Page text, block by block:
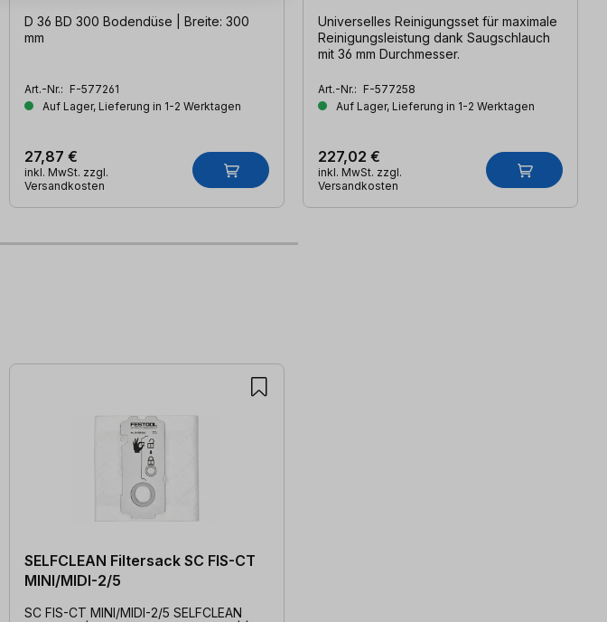
D 36 BD 300 Bodendüse | Breite: 300
mm
Art.-Nr.: F-577261
Auf Lager, Lieferung in 1-2 Werktagen
27,87 €
inkl. MwSt. zzgl.
Versandkosten
Universelles Reinigungsset für maximale
Reinigungsleistung dank Saugschlauch
mit 36 mm Durchmesser.
Art.-Nr.: F-577258
Auf Lager, Lieferung in 1-2 Werktagen
227,02 €
inkl. MwSt. zzgl.
Versandkosten
SELFCLEAN Filtersack SC FIS-CT
MINI/MIDI-2/5
SC FIS-CT MINI/MIDI-2/5 SELFCLEAN